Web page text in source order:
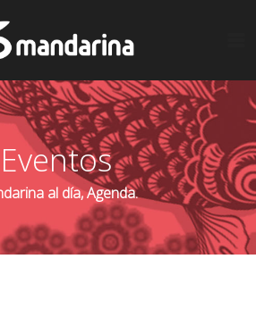
Eventos
al día, Agenda.